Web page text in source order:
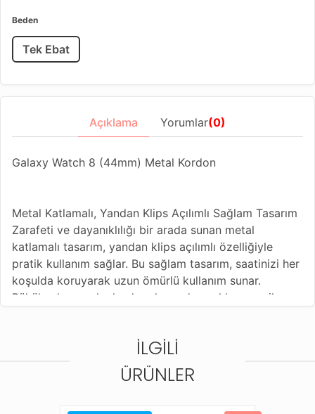
Beden
Tek Ebat
Açıklama Yorumlar(0)
Galaxy Watch 8 (44mm) Metal Kordon
Metal Katlamalı, Yandan Klips Açılımlı Sağlam Tasarım
Zarafeti ve dayanıklılığı bir arada sunan metal
katlamalı tasarım, yandan klips açılımlı özelliğiyle
pratik kullanım sağlar. Bu sağlam tasarım, saatinizi her
koşulda koruyarak uzun ömürlü kullanım sunar.
Bükülmelere ve kırılmalara karşı dayanıklı yapısı ile
ölçüye uygun şekilde kişiselleştirmenizi sağlar. Bu
kordon ayarlama tasarımı, hem konforu hem de şıklığı
bir arada sunarak size mükemmel uyum sağlar. Farklı
İLGILI
ÜRÜNLER